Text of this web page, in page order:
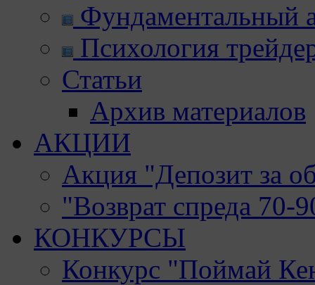
Фундаментальный
Психология
Статьи
Архив материалов
АКЦИИ
Акция "Депозит за
"Возврат спреда 70-
КОНКУРСЫ
Конкурс "Поймай